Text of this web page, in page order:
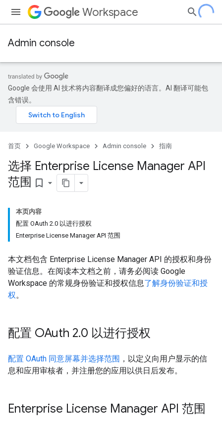
Workspace
Admin console
Google 会使用 AI 技术将内容翻译成您偏好的语言。AI 翻译可能包
含错误。
首页 Google Workspace Admin console 指南
选择 Enterprise License Manager API
范围 bookmark_border
本页内容
配置 OAuth 2.0 以进行授权
Enterprise License Manager API 范围
本文档包含 Enterprise License Manager API 的授权和身份
验证信息。在阅读本文档之前，请务必阅读 Google
Workspace 的常规身份验证和授权信息了解身份验证和授
权。
配置 OAuth 2.0 以进行授权
配置 OAuth 同意屏幕并选择范围 ，以定义向用户显示的信
息和应用审核者，并注册您的应用以供日后发布。
Enterprise License Manager API 范围